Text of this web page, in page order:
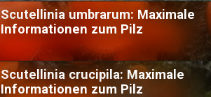
Scutellinia umbrarum: Maximale
Informationen zum Pilz
Scutellinia crucipila: Maximale
Informationen zum Pilz